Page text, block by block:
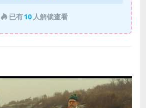
已有10 人解锁查看